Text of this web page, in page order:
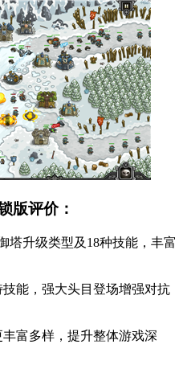
版评价：
塔升级类型及18种技能，丰富
能，强大头目登场增强对抗
富多样，提升整体游戏深